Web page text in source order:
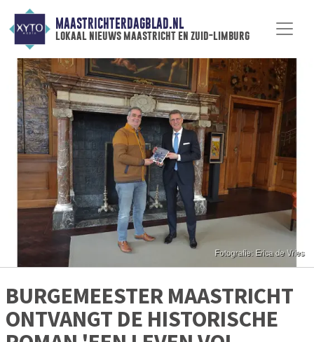
MAASTRICHTERDAGBLAD.NL
lokaal nieuws maastricht en zuid-limburg
BURGEMEESTER MAASTRICHT
ONTVANGT DE HISTORISCHE